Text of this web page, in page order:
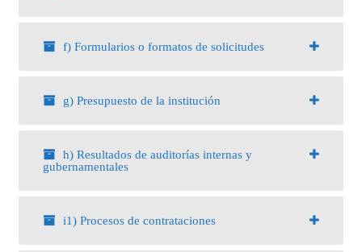
f) Formularios o formatos de solicitudes
g) Presupuesto de la institución
h) Resultados de auditorías internas y
gubernamentales
i1) Procesos de contrataciones